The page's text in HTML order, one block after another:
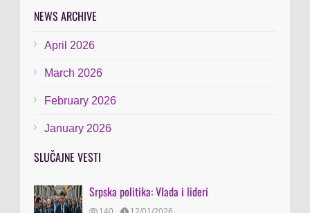
NEWS ARCHIVE
April 2026
March 2026
February 2026
January 2026
SLUČAJNE VESTI
Srpska politika: Vlada i lideri